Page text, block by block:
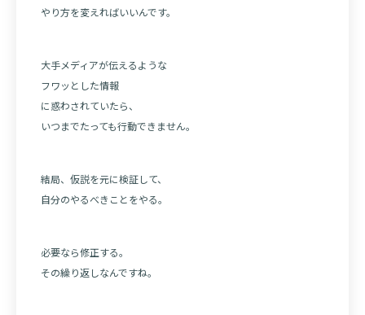
やり方を変えればいいんです。
大手メディアが伝えるような
フワッとした情報
に惑わされていたら、
いつまでたっても行動できません。
結局、仮説を元に検証して、
自分のやるべきことをやる。
必要なら修正する。
その繰り返しなんですね。